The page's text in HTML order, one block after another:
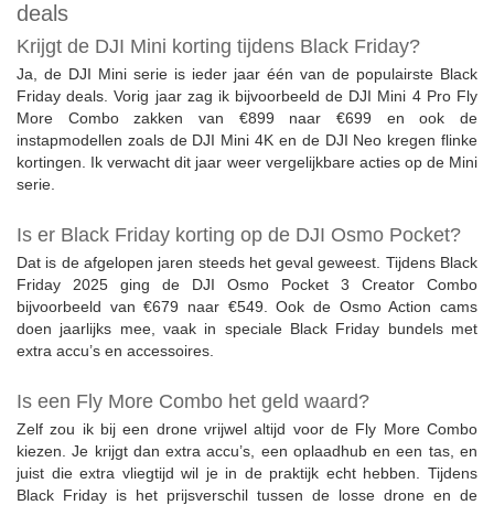
deals
Krijgt de DJI Mini korting tijdens Black Friday?
Ja, de DJI Mini serie is ieder jaar één van de populairste Black
Friday deals. Vorig jaar zag ik bijvoorbeeld de DJI Mini 4 Pro Fly
More Combo zakken van €899 naar €699 en ook de
instapmodellen zoals de DJI Mini 4K en de DJI Neo kregen flinke
kortingen. Ik verwacht dit jaar weer vergelijkbare acties op de Mini
serie.
Is er Black Friday korting op de DJI Osmo Pocket?
Dat is de afgelopen jaren steeds het geval geweest. Tijdens Black
Friday 2025 ging de DJI Osmo Pocket 3 Creator Combo
bijvoorbeeld van €679 naar €549. Ook de Osmo Action cams
doen jaarlijks mee, vaak in speciale Black Friday bundels met
extra accu’s en accessoires.
Is een Fly More Combo het geld waard?
Zelf zou ik bij een drone vrijwel altijd voor de Fly More Combo
kiezen. Je krijgt dan extra accu’s, een oplaadhub en een tas, en
juist die extra vliegtijd wil je in de praktijk echt hebben. Tijdens
Black Friday is het prijsverschil tussen de losse drone en de